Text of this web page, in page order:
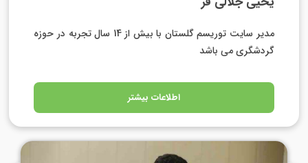
مدیر سایت توریسم گلستان با بیش از 14 سال تجربه در حوزه
گردشگری می باشد
اطلاعات بیشتر